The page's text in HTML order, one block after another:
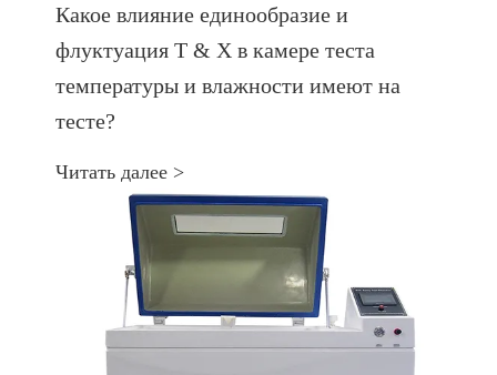
Какое влияние единообразие и
флуктуация Т & Х в камере теста
температуры и влажности имеют на
тесте?
Читать далее >